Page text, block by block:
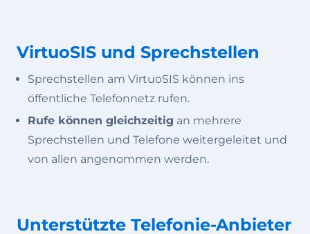
VirtuoSIS und Sprechstellen
Sprechstellen am VirtuoSIS können ins
öffentliche Telefonnetz rufen.
Rufe können gleichzeitig an mehrere
Sprechstellen und Telefone weitergeleitet und
von allen angenommen werden.
Unterstützte Telefonie-Anbieter